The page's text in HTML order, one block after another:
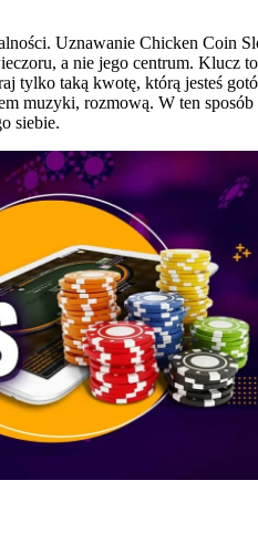
Uznawanie Chicken Coin
a nie jego centrum. Klucz
tylko taką kwotę, którą jesteś
muzyki, rozmową. W ten
siebie.